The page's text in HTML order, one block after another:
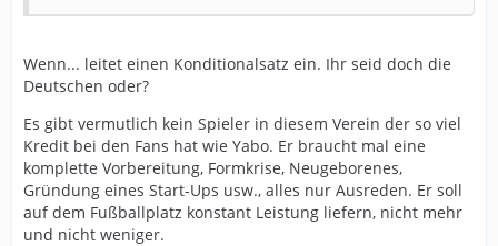
Wenn... leitet einen Konditionalsatz ein. Ihr seid doch die
Deutschen oder?
Es gibt vermutlich kein Spieler in diesem Verein der so viel
Kredit bei den Fans hat wie Yabo. Er braucht mal eine
komplette Vorbereitung, Formkrise, Neugeborenes,
Gründung eines Start-Ups usw., alles nur Ausreden. Er soll
auf dem Fußballplatz konstant Leistung liefern, nicht mehr
und nicht weniger.